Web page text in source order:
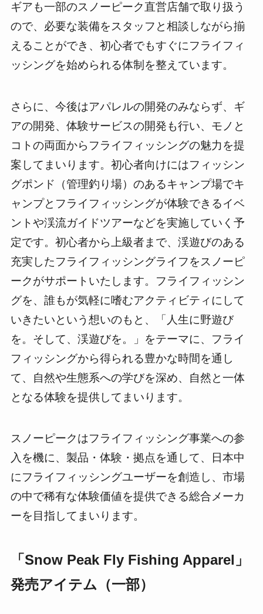
ギアも一部のスノーピーク直営店舗で取り扱う
ので、必要な装備をスタッフと相談しながら揃
えることができ、初心者でもすぐにフライフィ
ッシングを始められる体制を整えています。
さらに、今後はアパレルの開発のみならず、ギ
アの開発、体験サービスの開発も行い、モノと
コトの両面からフライフィッシングの魅力を提
案してまいります。初心者向けにはフィッシン
グポンド（管理釣り場）のあるキャンプ場でキ
ャンプとフライフィッシングが体験できるイベ
ントや渓流ガイドツアーなどを実施していく予
定です。初心者から上級者まで、渓遊びのある
充実したフライフィッシングライフをスノーピ
ークがサポートいたします。フライフィッシン
グを、誰もが気軽に嗜むアクティビティにして
いきたいという想いのもと、「人生に野遊び
を。そして、渓遊びを。」をテーマに、フライ
フィッシングから得られる豊かな時間を通し
て、自然や生態系への学びを深め、自然と一体
となる体験を提供してまいります。
スノーピークはフライフィッシング事業への参
入を機に、製品・体験・拠点を通して、日本中
にフライフィッシングユーザーを創造し、市場
の中で稀有な体験価値を提供できる総合メーカ
ーを目指してまいります。
「Snow Peak Fly Fishing Apparel」
発売アイテム（一部）